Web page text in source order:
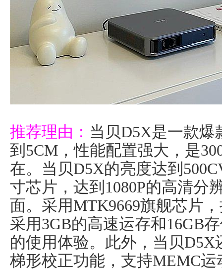
推荐理由： 当贝D5X是一款
到5CM，性能配置强大，是
在。当贝D5X的亮度达到
寸芯片，达到1080P的高清分
面。采用MTK9669旗舰芯片
采用3GB的高速运存和16GB
的使用体验。此外，当贝
梯形校正功能，支持MEMC